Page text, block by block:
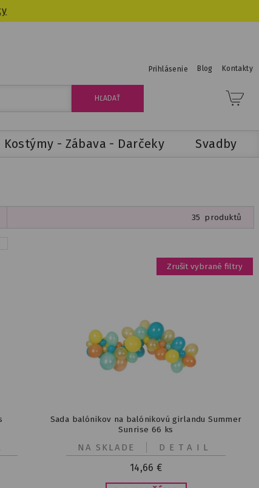
Prihlásenie Blog Kontakty
Kostýmy - Zábava - Darčeky Svadby
35 produktů
Zrušit vybrané filtry
Sada balónikov na balónikovú girlandu Summer
Sunrise 66 ks
14,66 €
DETAIL
NA SKLADE